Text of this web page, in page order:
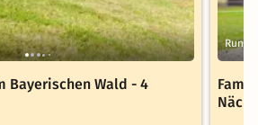
Bayerischen Wald - 4